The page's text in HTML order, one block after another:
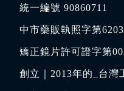
統一編號 90860711
中市藥販執照字第
矯正鏡片許可證字第
創立｜2013年的_台灣